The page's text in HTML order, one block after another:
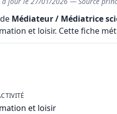
Médiateur / Médiatrice
et loisir. Cette fiche
et loisir